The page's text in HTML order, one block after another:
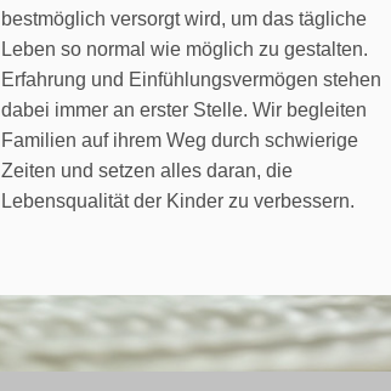
bestmöglich versorgt wird, um das tägliche
Leben so normal wie möglich zu gestalten.
Erfahrung und Einfühlungsvermögen stehen
dabei immer an erster Stelle. Wir begleiten
Familien auf ihrem Weg durch schwierige
Zeiten und setzen alles daran, die
Lebensqualität der Kinder zu verbessern.